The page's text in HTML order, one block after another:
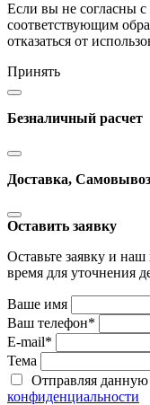
Если вы не согласны
соответствующим
отказаться от
Принять
Безналичный расчет
Доставка, Самовывоз
Оставить заявку
Оставьте заявку и
время для уточнения
Ваше имя
Ваш телефон*
E-mail*
Тема
Отправляя данную
конфиденциальности